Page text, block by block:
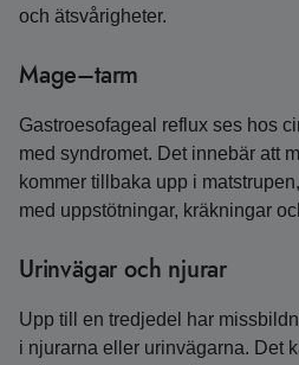
och ätsvårigheter.
Mage–tarm
Gastroesofageal reflux ses hos
med syndromet. Det innebär att
kommer tillbaka upp i
med uppstötningar, kräkningar
Urinvägar och njurar
Upp till en tredjedel har
i njurarna eller urinvägarna. Det